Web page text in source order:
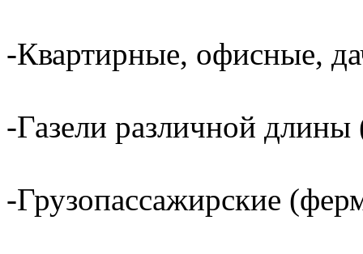
-Квартирные, офисные,
-Газели различной
-Грузопассажирские